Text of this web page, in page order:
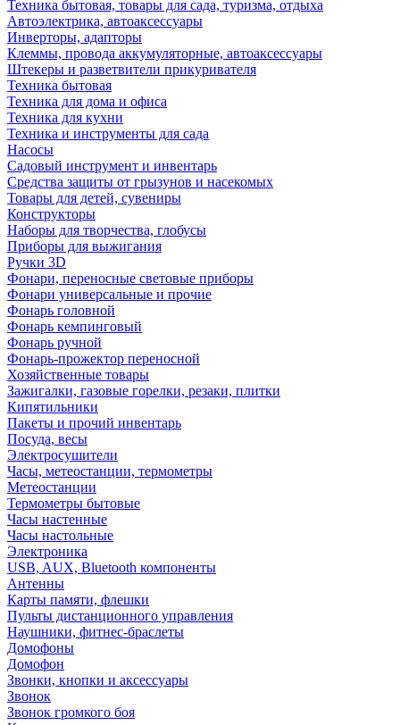
Техника бытовая, товары для сада, туризма, отдыха
Автоэлектрика, автоаксессуары
Инверторы, адапторы
Клеммы, провода аккумуляторные, автоаксессуары
Штекеры и разветвители прикуривателя
Техника бытовая
Техника для дома и офиса
Техника для кухни
Техника и инструменты для сада
Насосы
Садовый инструмент и инвентарь
Средства защиты от грызунов и насекомых
Товары для детей, сувениры
Конструкторы
Наборы для творчества, глобусы
Приборы для выжигания
Ручки 3D
Фонари, переносные световые приборы
Фонари универсальные и прочие
Фонарь головной
Фонарь кемпинговый
Фонарь ручной
Фонарь-прожектор переносной
Хозяйственные товары
Зажигалки, газовые горелки, резаки, плитки
Кипятильники
Пакеты и прочий инвентарь
Посуда, весы
Электросушители
Часы, метеостанции, термометры
Метеостанции
Термометры бытовые
Часы настенные
Часы настольные
Электроника
USB, AUX, Bluetooth компоненты
Антенны
Карты памяти, флешки
Пульты дистанционного управления
Наушники, фитнес-браслеты
Домофоны
Домофон
Звонки, кнопки и аксессуары
Звонок
Звонок громкого боя